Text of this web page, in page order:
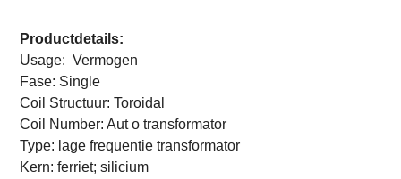
Productdetails:
Usage: Vermogen
Fase: Single
Coil Structuur:Toroidal
Coil Number:Autotransformator
Type: lage frequentie transformator
Kern:ferriet; silicium